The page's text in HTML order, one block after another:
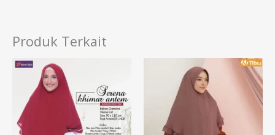
Produk Terkait